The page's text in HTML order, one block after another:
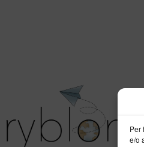
Per
e/o